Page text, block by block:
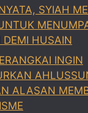
SYIAH
DEMI HUSAIN
INGIN
ALASAN